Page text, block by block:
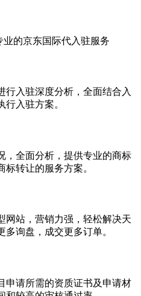
的京东国际代入驻服务
行入驻深度分析，全面结合入
入驻方案。
，全面分析，提供专业的商标
转让的服务方案。
网站，营销力强，轻松解决天
询盘，成交更多订单。
申请所需的资质证书及申请材